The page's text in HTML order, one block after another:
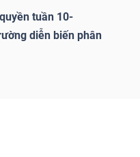
tuần 10-
diễn biến phân